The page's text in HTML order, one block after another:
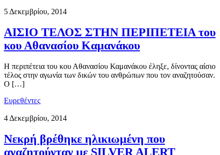
5 Δεκεμβρίου, 2014
ΑΙΣΙΟ ΤΕΛΟΣ ΣΤΗΝ ΠΕΡΙΠΕΤΕΙΑ του
κου Αθανασίου Καμανάκου
Η περιπέτεια του κου Αθανασίου Καμανάκου έληξε, δίνοντας αίσιο
τέλος στην αγωνία των δικών του ανθρώπων που τον αναζητούσαν.
Ο […]
Ευρεθέντες
4 Δεκεμβρίου, 2014
Νεκρή βρέθηκε ηλικιωμένη που
αναζητούνταν με SILVER ALERT